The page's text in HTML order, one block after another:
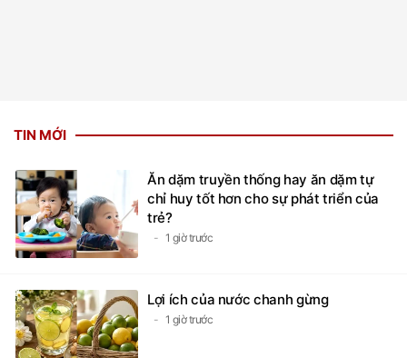
TIN MỚI
Ăn dặm truyền thống hay ăn dặm tự
chỉ huy tốt hơn cho sự phát triển của
trẻ?
1 giờ trước
Lợi ích của nước chanh gừng
1 giờ trước